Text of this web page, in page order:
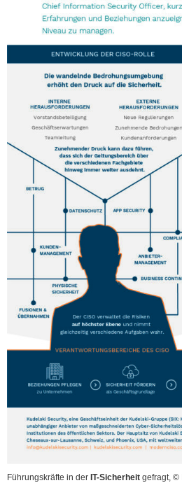
Führungskräfte in der IT-Sicherheit gefragt, ©